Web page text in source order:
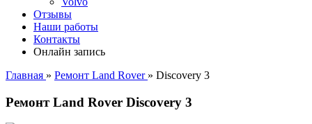
Отзывы
Наши работы
Контакты
Онлайн запись
Главная » Ремонт Land Rover » Discovery 3
Ремонт Land Rover Discovery 3